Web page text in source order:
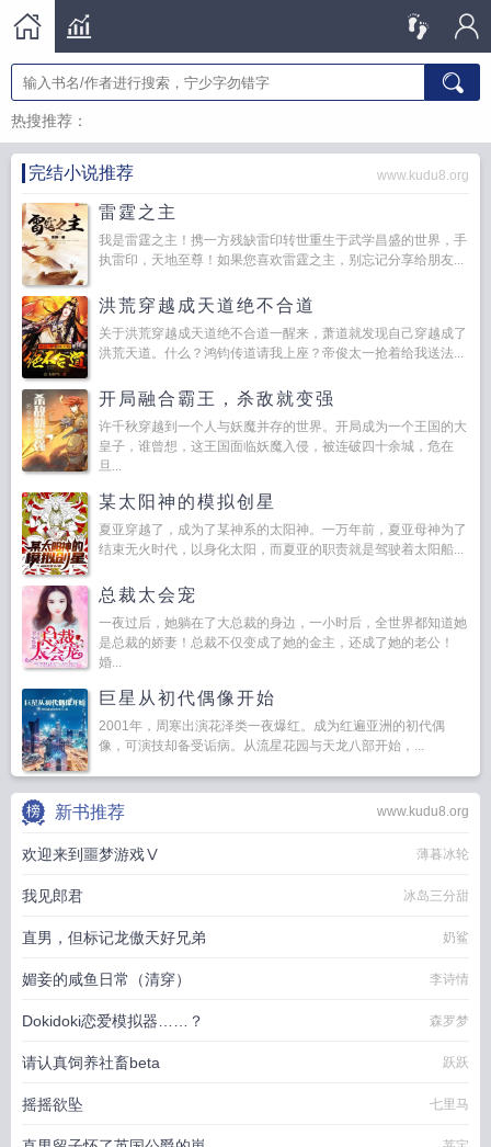
热搜推荐：
完结小说推荐 www.kudu8.org
雷霆之主
我是雷霆之主！携一方残缺雷印转世重生于武学昌盛的世界，手
执雷印，天地至尊！如果您喜欢雷霆之主，别忘记分享给朋友...
洪荒穿越成天道绝不合道
关于洪荒穿越成天道绝不合道一醒来，萧道就发现自己穿越成了
洪荒天道。什么？鸿钧传道请我上座？帝俊太一抢着给我送法...
开局融合霸王，杀敌就变强
许千秋穿越到一个人与妖魔并存的世界。开局成为一个王国的大
皇子，谁曾想，这王国面临妖魔入侵，被连破四十余城，危在
旦...
某太阳神的模拟创星
夏亚穿越了，成为了某神系的太阳神。一万年前，夏亚母神为了
结束无火时代，以身化太阳，而夏亚的职责就是驾驶着太阳船...
总裁太会宠
一夜过后，她躺在了大总裁的身边，一小时后，全世界都知道她
是总裁的娇妻！总裁不仅变成了她的金主，还成了她的老公！
婚...
巨星从初代偶像开始
2001年，周寒出演花泽类一夜爆红。成为红遍亚洲的初代偶
像，可演技却备受诟病。从流星花园与天龙八部开始，...
www.kudu8.org
新书推荐
欢迎来到噩梦游戏Ⅴ 薄暮冰轮
我见郎君 冰岛三分甜
直男，但标记龙傲天好兄弟 奶鲨
媚妾的咸鱼日常（清穿） 李诗情
Dokidoki恋爱模拟器……？ 森罗梦
请认真饲养社畜beta 跃跃
摇摇欲坠 七里马